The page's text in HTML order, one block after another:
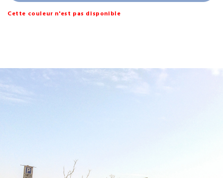
Cette couleur n'est pas disponible